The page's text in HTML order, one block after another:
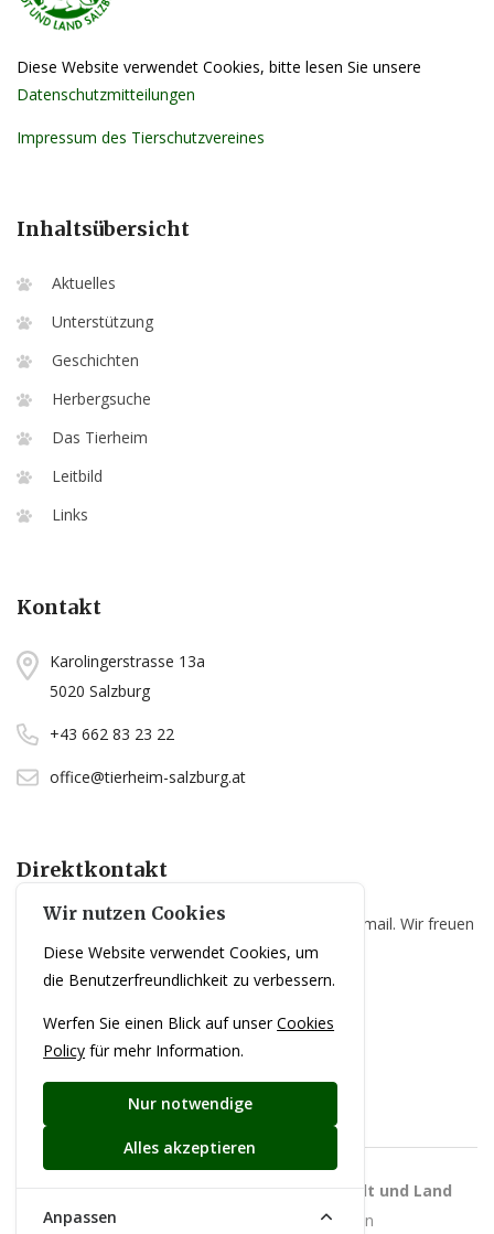
Diese Website verwendet Cookies, bitte lesen Sie unsere
Datenschutzmitteilungen
Impressum des Tierschutzvereines
Inhaltsübersicht
Aktuelles
Unterstützung
Geschichten
Herbergsuche
Das Tierheim
Leitbild
Links
Kontakt
Karolingerstrasse 13a
5020 Salzburg
+43 662 83 23 22
office@tierheim-salzburg.at
Direktkontakt
Sie haben Fragen? Senden Sie uns einfach eine Email. Wir freuen
uns über Ihre Kontaktaufnahme!
Email senden
Copyrights 2024Tierschutzverein für Stadt und Land
• Alle Rechte vorbehalten
Wir nutzen Cookies
Diese Website verwendet Cookies, um
die Benutzerfreundlichkeit zu verbessern.
Werfen Sie einen Blick auf unserCookies
Policy für mehr Information.
Nur notwendige
Alles akzeptieren
Anpassen